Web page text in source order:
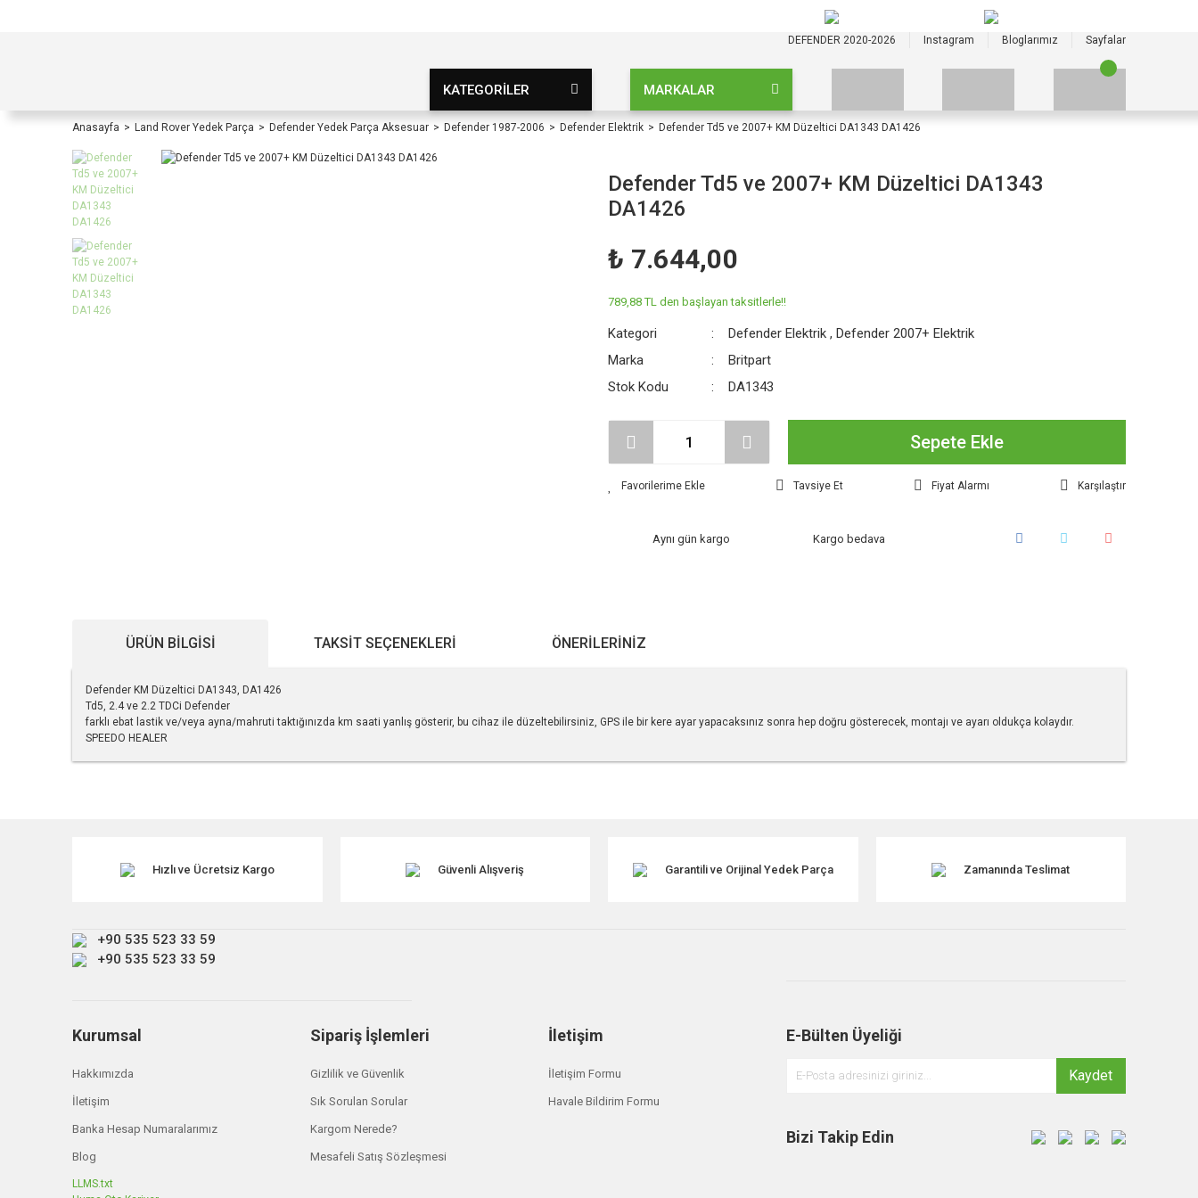
DEFENDER 2020-2026 Instagram Bloglarımız Sayfalar
KATEGORİLER MARKALAR
Anasayfa Land Rover Yedek Parça Defender Yedek Parça Aksesuar Defender 1987-2006 Defender Elektrik Defender Td5 ve 2007+ KM Düzeltici DA1343 DA1426
Defender Td5 ve 2007+ KM Düzeltici DA1343
DA1426
₺ 7.644,00
789,88 TL den başlayan taksitlerle!!
Kategori Defender Elektrik ,Defender 2007+ Elektrik
Marka
Britpart
Stok Kodu
DA1343
Sepete Ekle
Tavsiye Et Fiyat Alarmı Karşılaştır
Aynı gün kargo Kargo bedava
ÜRÜN BILGISI TAKSIT SEÇENEKLERI ÖNERILERINIZ
Defender KM Düzeltici DA1343, DA1426
Td5, 2.4 ve 2.2 TDCi Defender
farklı ebat lastik ve/veya ayna/mahruti taktığınızda km saati yanlış gösterir, bu cihaz ile düzeltebilirsiniz, GPS ile bir kere ayar yapacaksınız sonra hep doğru gösterecek, montajı ve ayarı oldukça kolaydır.
SPEEDO HEALER
Ürün açıklamasında eksik bilgiler bulunuyor.
Bu ürüne benzer farklı alternatifler olmalı.
Hızlı ve Ücretsiz Kargo Güvenli Alışveriş Garantili ve Orijinal Yedek Parça Zamanında Teslimat
+90 535 523 33 59
+90 535 523 33 59
Kurumsal
Hakkımızda
İletişim
Banka Hesap Numaralarımız
Blog
LLMS.txt
Sipariş İşlemleri
Gizlilik ve Güvenlik
Sık Sorulan Sorular
Kargom Nerede?
Mesafeli Satış Sözleşmesi
İletişim
İletişim Formu
Havale Bildirim Formu
E-Bülten Üyeliği
Kaydet
Bizi Takip Edin